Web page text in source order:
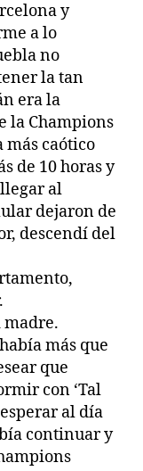
y
a lo
no
la tan
era la
la Champions
más caótico
de 10 horas y
al
dejaron de
descendí del
madre.
más que
que
con ‘Tal
al día
continuar y